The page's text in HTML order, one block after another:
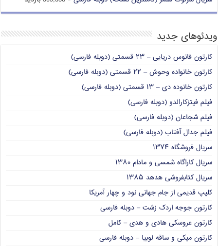
ویدئوهای جدید
کارتون فانوس دریایی – ۲۳ قسمتی (دوبله فارسی)
کارتون خانواده وحوش – ۲۲ قسمتی (دوبله فارسی)
کارتون خانوده دی – ۱۳ قسمتی (دوبله فارسی)
فیلم فیتزکارالدو (دوبله فارسی)
فیلم شجاعان (دوبله فارسی)
فیلم جدال آفتاب (دوبله فارسی)
سریال فروشگاه ۱۳۷۴
سریال کاراگاه شمسی و مادام ۱۳۸۰
سریال کتابفروشی هدهد ۱۳۸۵
کلیپ قدیمی از جام جهانی نود و چهار آمریکا
کارتون جوجه اردک زشت – دوبله فارسی
کارتون عروسکی هادی و هدی – کامل
کارتون میکی و ساقه لوبیا – دوبله فارسی